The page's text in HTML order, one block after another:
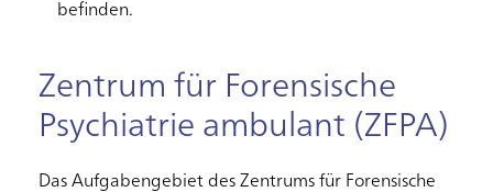
befinden.
Zentrum für Forensische
Psychiatrie ambulant (ZFPA)
Das Aufgabengebiet des Zentrums für Forensische